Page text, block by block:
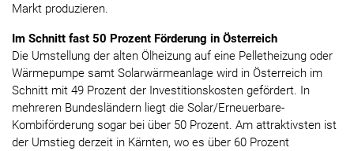
Markt produzieren.
Im Schnitt fast 50 Prozent Förderung in Österreich
Die Umstellung der alten Ölheizung auf eine Pelletheizung oder
Wärmepumpe samt Solarwärmeanlage wird in Österreich im
Schnitt mit 49 Prozent der Investitionskosten gefördert. In
mehreren Bundesländern liegt die Solar/Erneuerbare-
Kombiförderung sogar bei über 50 Prozent. Am attraktivsten ist
der Umstieg derzeit in Kärnten, wo es über 60 Prozent